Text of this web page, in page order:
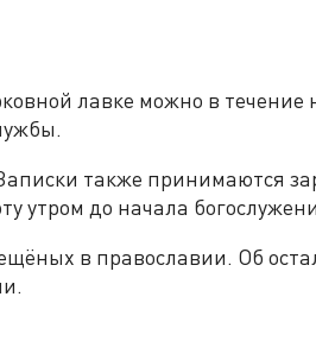
лавке можно в течение
также принимаются
утром до начала
в православии. Об